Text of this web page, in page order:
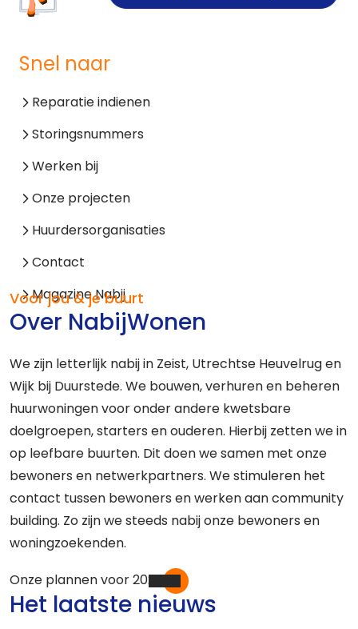
Snel naar
Reparatie indienen
Storingsnummers
Werken bij
Onze projecten
Huurdersorganisaties
Contact
Magazine Nabij
Voor jou & je buurt
Over NabijWonen
We zijn letterlijk nabij in Zeist, Utrechtse Heuvelrug en
Wijk bij Duurstede. We bouwen, verhuren en beheren
huurwoningen voor onder andere kwetsbare
doelgroepen, starters en ouderen. Hierbij zetten we in
op leefbare buurten. Dit doen we samen met onze
bewoners en netwerkpartners. We stimuleren het
contact tussen bewoners en werken aan community
building. Zo zijn we steeds nabij onze bewoners en
woningzoekenden.
Onze plannen voor 2026
Het laatste nieuws